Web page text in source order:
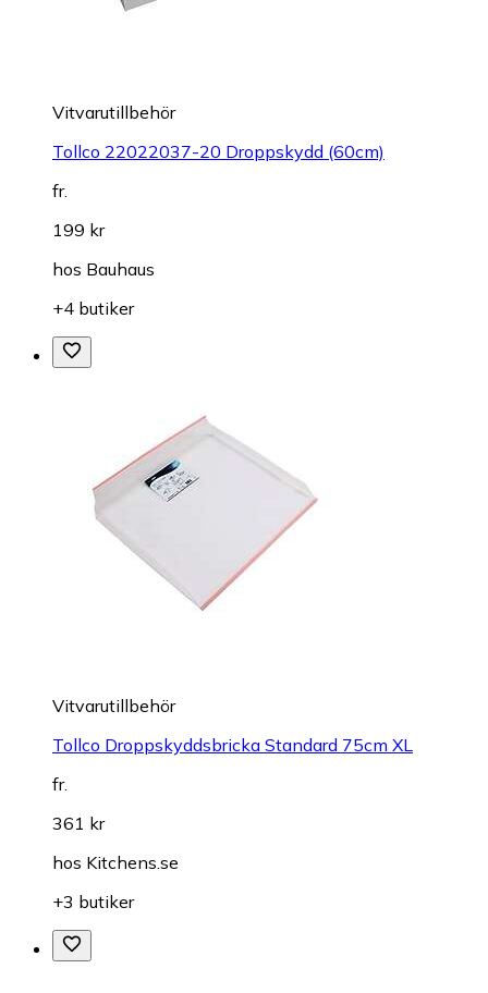
Vitvarutillbehör
Tollco 22022037-20 Droppskydd (60cm)
fr.
199 kr
hos Bauhaus
+4 butiker
Vitvarutillbehör
Tollco Droppskyddsbricka Standard 75cm XL
fr.
361 kr
hos Kitchens.se
+3 butiker